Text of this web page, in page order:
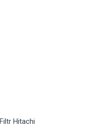
Filtr Hitachi